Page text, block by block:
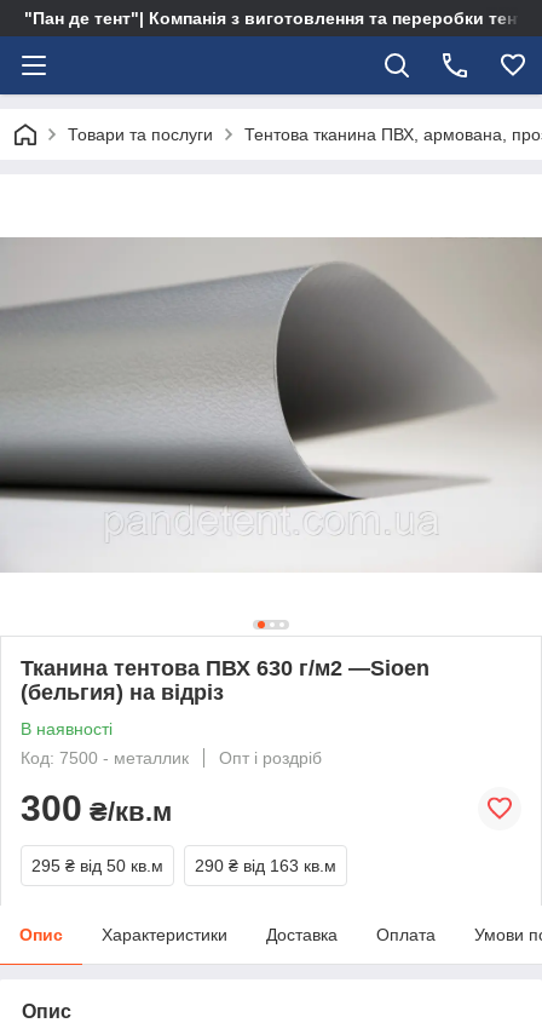
"Пан де тент"| Компанія з виготовлення та переробки тентів
Товари та послуги Тентова тканина ПВХ, армована,
Тканина тентова ПВХ 630 г/м2 —Sioen
(бельгия) на відріз
В наявності
Код: 7500 - металлик
Опт і роздріб
300 ₴/кв.м
295 ₴ від 50 кв.м 290 ₴ від 163 кв.м
Опис Характеристики Доставка Оплата Умови
Опис